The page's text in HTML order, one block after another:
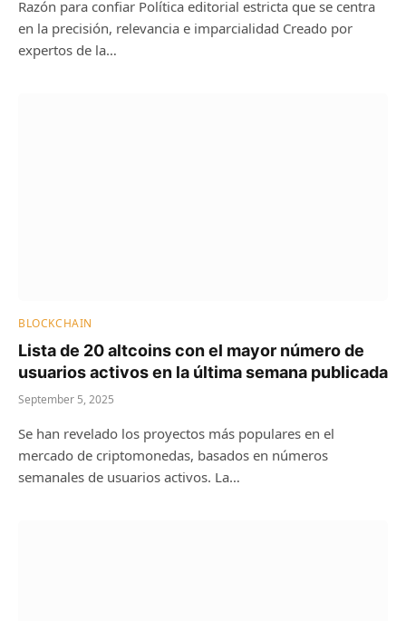
Razón para confiar Política editorial estricta que se centra
en la precisión, relevancia e imparcialidad Creado por
expertos de la…
BLOCKCHAIN
Lista de 20 altcoins con el mayor número de
usuarios activos en la última semana publicada
September 5, 2025
Se han revelado los proyectos más populares en el
mercado de criptomonedas, basados ​​en números
semanales de usuarios activos. La…